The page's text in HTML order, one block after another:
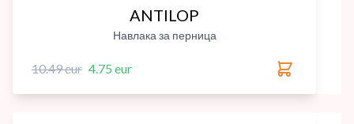
ANTILOP
Навлака за перница
10.49 eur 4.75 eur